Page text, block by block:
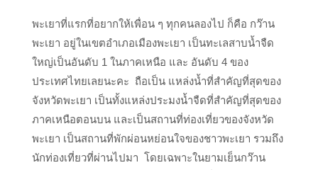
พะเยาที่แรกที่อยากให้เพื่อน ๆ ทุกคนลองไป ก็คือ กว๊าน
พะเยา อยู่ในเขตอำเภอเมืองพะเยา เป็นทะเลสาบน้ำจืด
ใหญ่เป็นอันดับ 1 ในภาคเหนือ และ อันดับ 4 ของ
ประเทศไทยเลยนะคะ ถือเป็น แหล่งน้ำที่สำคัญที่สุดของ
จังหวัดพะเยา เป็นทั้งแหล่งประมงน้ำจืดที่สำคัญที่สุดของ
ภาคเหนือตอนบน และเป็นสถานที่ท่องเที่ยวของจังหวัด
พะเยา เป็นสถานที่พักผ่อนหย่อนใจของชาวพะเยา รวมถึง
นักท่องเที่ยวที่ผ่านไปมา โดยเฉพาะในยามเย็นกว๊าน